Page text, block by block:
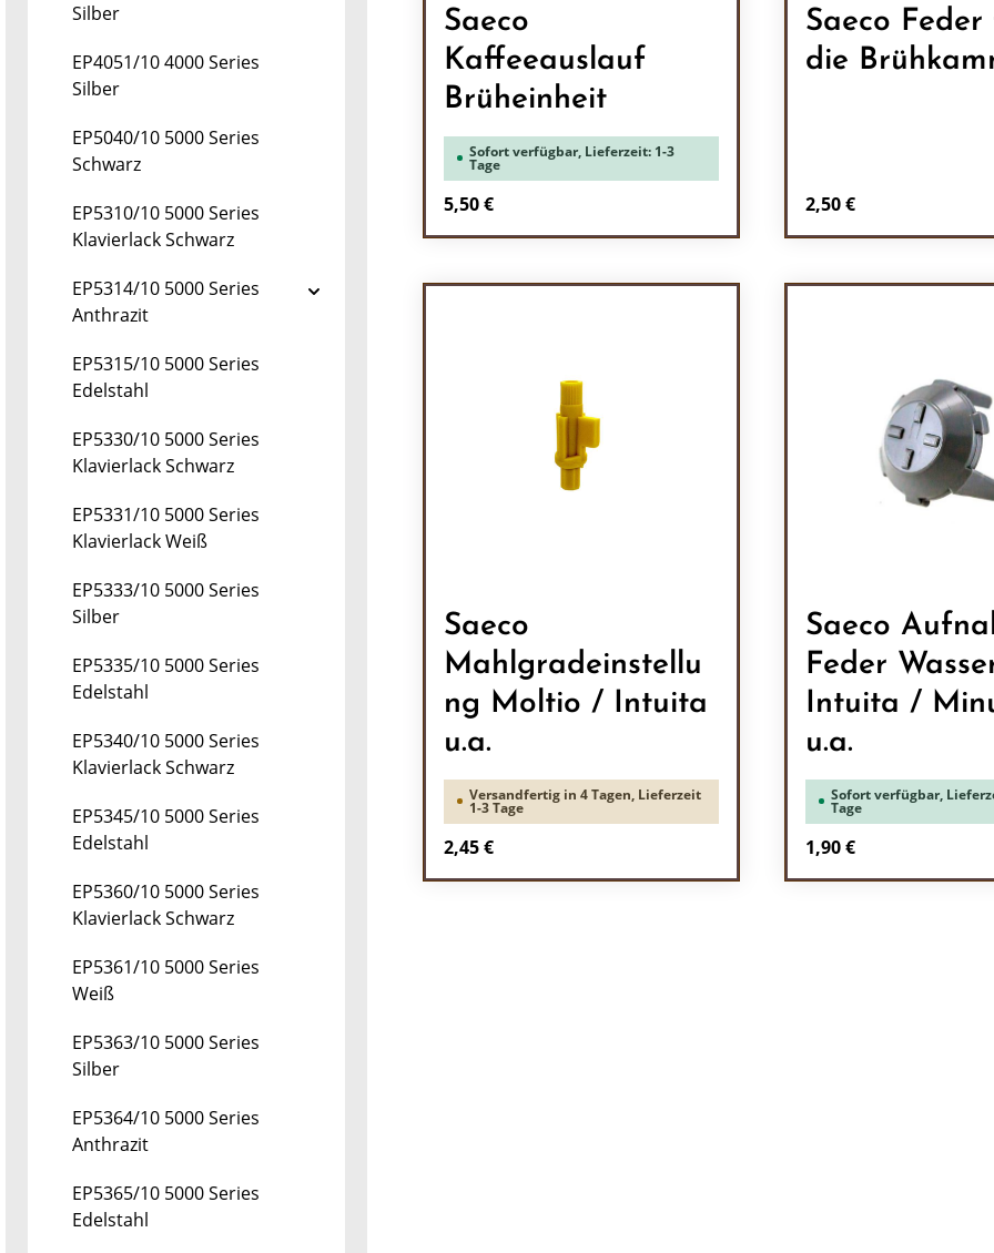
Silber
EP4051/10 4000 Series
Silber
EP5040/10 5000 Series
Schwarz
EP5310/10 5000 Series
Klavierlack Schwarz
EP5314/10 5000 Series
Anthrazit
EP5315/10 5000 Series
Edelstahl
EP5330/10 5000 Series
Klavierlack Schwarz
EP5331/10 5000 Series
Klavierlack Weiß
EP5333/10 5000 Series
Silber
EP5335/10 5000 Series
Edelstahl
EP5340/10 5000 Series
Klavierlack Schwarz
EP5345/10 5000 Series
Edelstahl
EP5360/10 5000 Series
Klavierlack Schwarz
EP5361/10 5000 Series
Weiß
EP5363/10 5000 Series
Silber
EP5364/10 5000 Series
Anthrazit
EP5365/10 5000 Series
Edelstahl
Saeco
Kaffeeauslauf
Brüheinheit
Sofort verfügbar, Lieferzeit: 1-3
Tage
Regulärer Preis:
5,50 €
Saeco
die
Regulärer Preis:
2,50 €
Saeco
Mahlgradeinstellu
ng Moltio / Intuita
u.a.
Versandfertig in 4 Tagen, Lieferzeit
1-3 Tage
Regulärer Preis:
2,45 €
Saeco
Feder
Intuita /
u.a.
Sofort verfügbar,
Tage
Regulärer Preis:
1,90 €